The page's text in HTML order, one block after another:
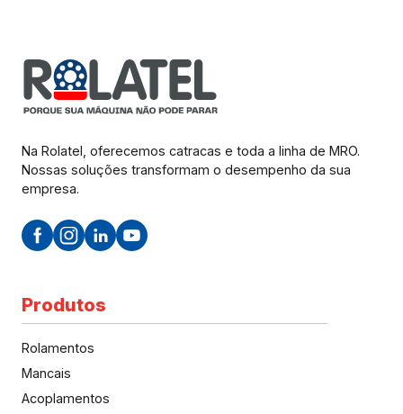
Na Rolatel, oferecemos catracas e toda a linha de MRO.
Nossas soluções transformam o desempenho da sua
empresa.
Produtos
Rolamentos
Mancais
Acoplamentos